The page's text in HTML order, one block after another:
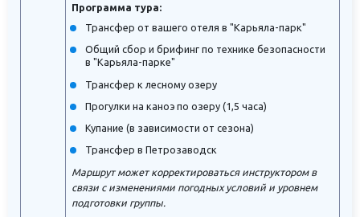
Программа тура:
Трансфер от вашего отеля в "Карьяла-парк"
Общий сбор и брифинг по технике безопасности
в "Карьяла-парке"
Трансфер к лесному озеру
Прогулки на каноэ по озеру (1,5 часа)
Купание (в зависимости от сезона)
Трансфер в Петрозаводск
Маршрут может корректироваться инструктором в
связи с изменениями погодных условий и уровнем
подготовки группы.